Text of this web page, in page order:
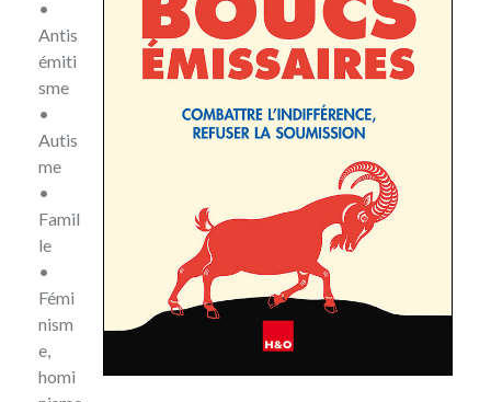
•
Antis
émiti
sme
•
Autis
me
•
Famil
le
•
Fémi
nism
e,
homi